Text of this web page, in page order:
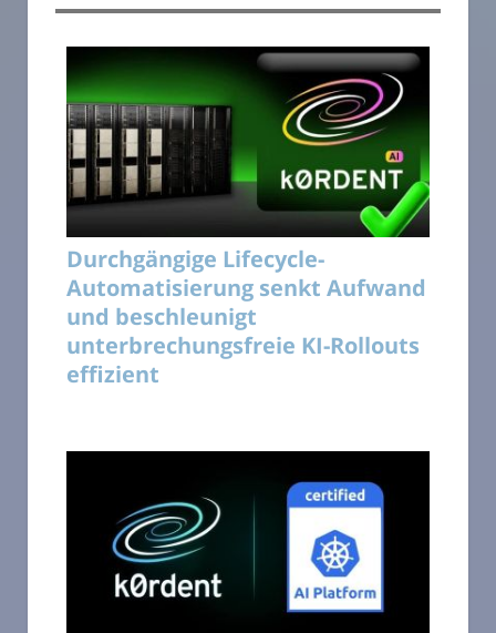
Durchgängige Lifecycle-
Automatisierung senkt Aufwand
und beschleunigt
unterbrechungsfreie KI-Rollouts
effizient